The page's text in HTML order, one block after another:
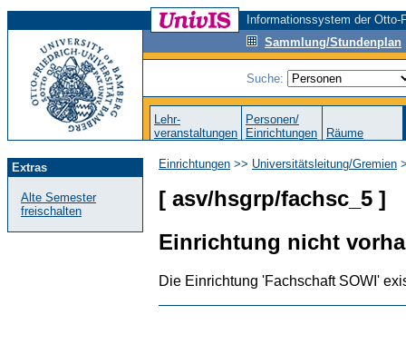
Informationssystem der
Sammlung/Stundenplan
Suche:
Lehr-
veranstaltungen
Personen/
Einrichtungen
Räume
Extras
Alte Semester
freischalten
Einrichtungen >> Universitätsleitung/Gremien
[ asv/hsgrp/fachsc_5 ]
Einrichtung nicht
Die Einrichtung 'Fachschaft SOWI'